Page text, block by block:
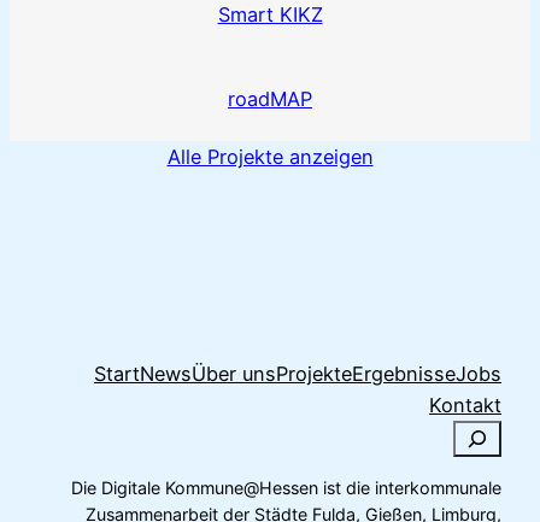
Smart KIKZ
roadMAP
Alle Projekte anzeigen
StartNewsÜber unsProjekteErgebnisseJobs
Kontakt
c
Die Digitale Kommune@Hessen ist die interkommunale
Zusammenarbeit der Städte Fulda, Gießen, Limburg,